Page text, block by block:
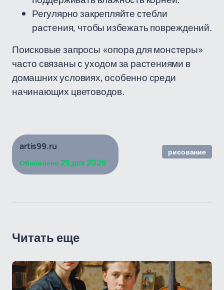
Регулярно закрепляйте стебли
растения, чтобы избежать повреждений.
Поисковые запросы «опора для монстеры»
часто связаны с уходом за растениями в
домашних условиях, особенно среди
начинающих цветоводов.
artis99.ru
Обновлено 29 дек 2025
рисование
Читать еще